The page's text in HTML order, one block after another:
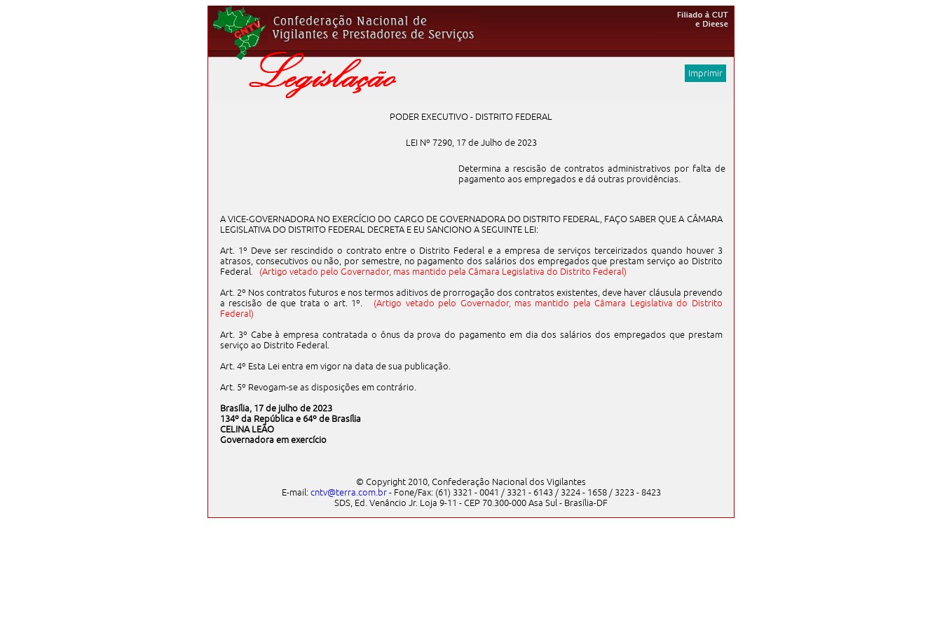
Imprimir
PODER EXECUTIVO - DISTRITO FEDERAL
LEI Nº 7290, 17 de Julho de 2023
Determina a rescisão de contratos administrativos por falta de
pagamento aos empregados e dá outras providências.
A VICE-GOVERNADORA NO EXERCÍCIO DO CARGO DE GOVERNADORA DO DISTRITO FEDERAL, FAÇO SABER QUE A CÂMARA
LEGISLATIVA DO DISTRITO FEDERAL DECRETA E EU SANCIONO A SEGUINTE LEI:
Art. 1º Deve ser rescindido o contrato entre o Distrito Federal e a empresa de serviços terceirizados quando houver 3
atrasos, consecutivos ou não, por semestre, no pagamento dos salários dos empregados que prestam serviço ao Distrito
Federal. (Artigo vetado pelo Governador, mas mantido pela Câmara Legislativa do Distrito Federal)
Art. 2º Nos contratos futuros e nos termos aditivos de prorrogação dos contratos existentes, deve haver cláusula prevendo
a rescisão de que trata o art. 1º. (Artigo vetado pelo Governador, mas mantido pela Câmara Legislativa do Distrito
Federal)
Art. 3º Cabe à empresa contratada o ônus da prova do pagamento em dia dos salários dos empregados que prestam
serviço ao Distrito Federal.
Art. 4º Esta Lei entra em vigor na data de sua publicação.
Art. 5º Revogam-se as disposições em contrário.
Brasília, 17 de julho de 2023
134º da República e 64º de Brasília
CELINA LEÃO
Governadora em exercício
© Copyright 2010, Confederação Nacional dos Vigilantes
E-mail: cntv@terra.com.br- Fone/Fax: (61) 3321 - 0041 / 3321 - 6143 / 3224 - 1658 / 3223 - 8423
SDS, Ed. Venâncio Jr. Loja 9-11 - CEP 70.300-000 Asa Sul - Brasília-DF